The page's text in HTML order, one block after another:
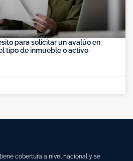
para solicitar un avalúo en
tipo de inmueble o activo
tiene cobertura a nivel nacional y se